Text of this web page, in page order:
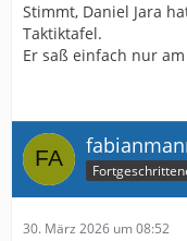
Stimmt, Daniel Jara
Taktiktafel.
Er saß einfach nur
30. März 2026 um 08:52